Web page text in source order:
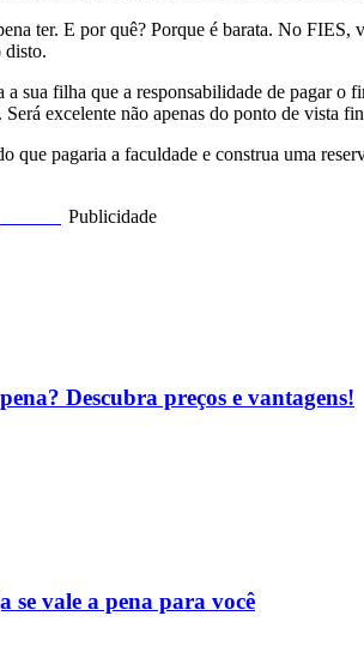
ter. E por quê? Porque é barata. No
disto.
sua filha que a responsabilidade de pagar
excelente não apenas do ponto de vista
que pagaria a faculdade e construa uma
Publicidade
Descubra preços e vantagens!
vale a pena para você